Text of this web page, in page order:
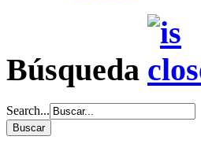
Búsqueda
Search...